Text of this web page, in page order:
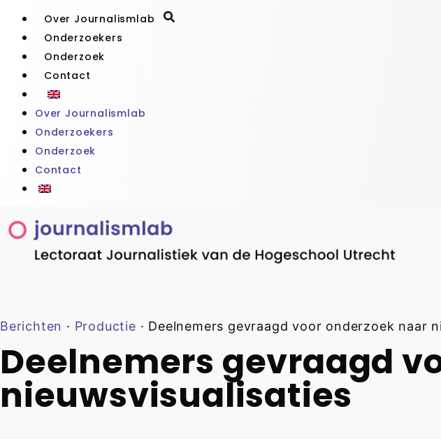
Over Journalismlab
Onderzoekers
Onderzoek
Contact
Over Journalismlab
Onderzoekers
Onderzoek
Contact
Berichten · Productie · Deelnemers gevraagd voor onderzoek naar
Deelnemers gevraagd
nieuwsvisualisaties